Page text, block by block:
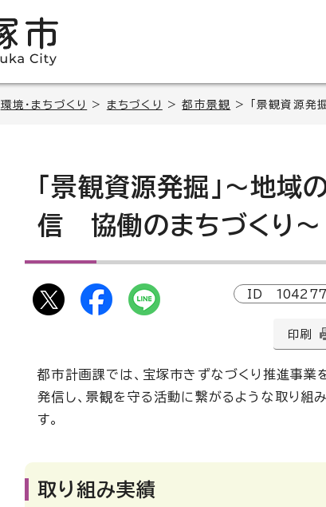
環境・まちづくり > まちづくり >都市景観 > 「景観資源発
「景観資源発掘」～地域
信 協働のまちづくり～
ID
印刷
都市計画課では、宝塚市きずなづくり推進事業
発信し、景観を守る活動に繋がるような取り組
す。
取り組み実績